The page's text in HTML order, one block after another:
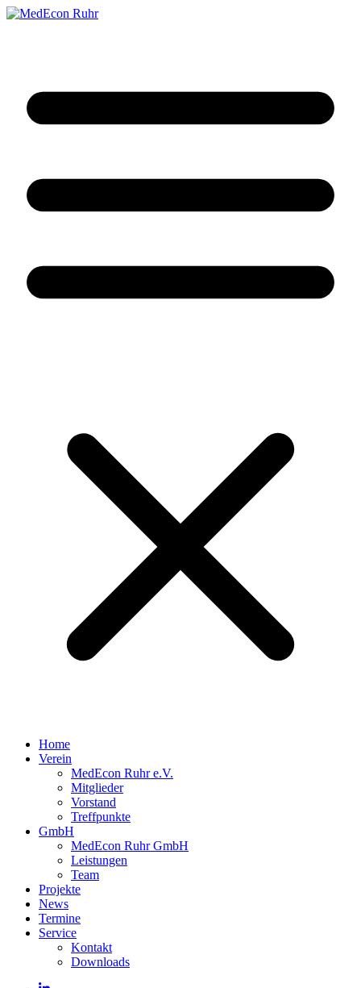
Home
Verein
MedEcon Ruhr e.V.
Mitglieder
Vorstand
Treffpunkte
GmbH
MedEcon Ruhr GmbH
Leistungen
Team
Projekte
News
Termine
Service
Kontakt
Downloads